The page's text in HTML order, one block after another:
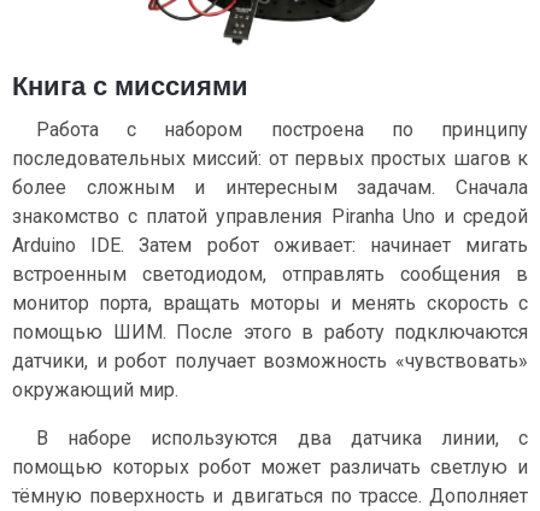
Книга с миссиями
Работа с набором построена по принципу
последовательных миссий: от первых простых шагов к
более сложным и интересным задачам. Сначала
знакомство с платой управления Piranha Uno и средой
Arduino IDE. Затем робот оживает: начинает мигать
встроенным светодиодом, отправлять сообщения в
монитор порта, вращать моторы и менять скорость с
помощью ШИМ. После этого в работу подключаются
датчики, и робот получает возможность «чувствовать»
окружающий мир.
В наборе используются два датчика линии, с
помощью которых робот может различать светлую и
тёмную поверхность и двигаться по трассе. Дополняет